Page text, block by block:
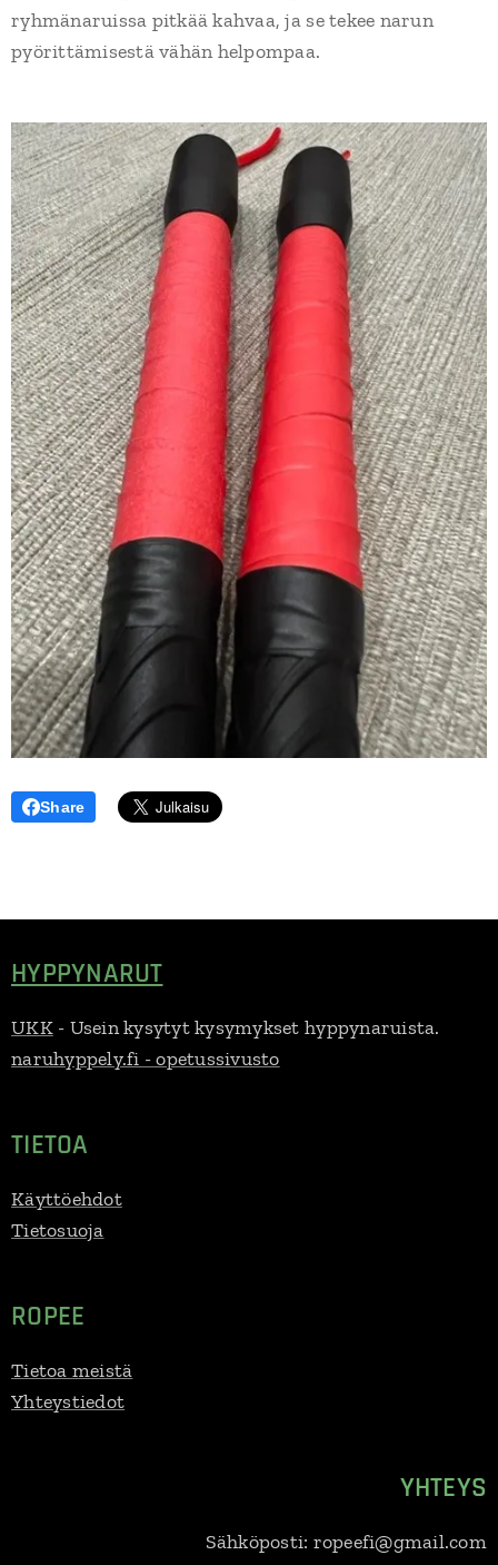
ryhmänaruissa pitkää kahvaa, ja se tekee narun
pyörittämisestä vähän helpompaa.
Share
HYPPYNARUT
UKK- Usein kysytyt kysymykset hyppynaruista.
naruhyppely.fi - opetussivusto
TIETOA
Käyttöehdot
Tietosuoja
ROPEE
Tietoa meistä
Yhteystiedot
YHTEYS
Sähköposti: ropeefi@gmail.com